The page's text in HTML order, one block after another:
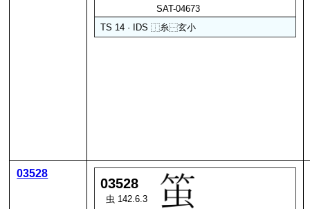
SAT-04673
TS 14 · IDS⿰糸⿱玄小
03528
03528
虫 142.6.3